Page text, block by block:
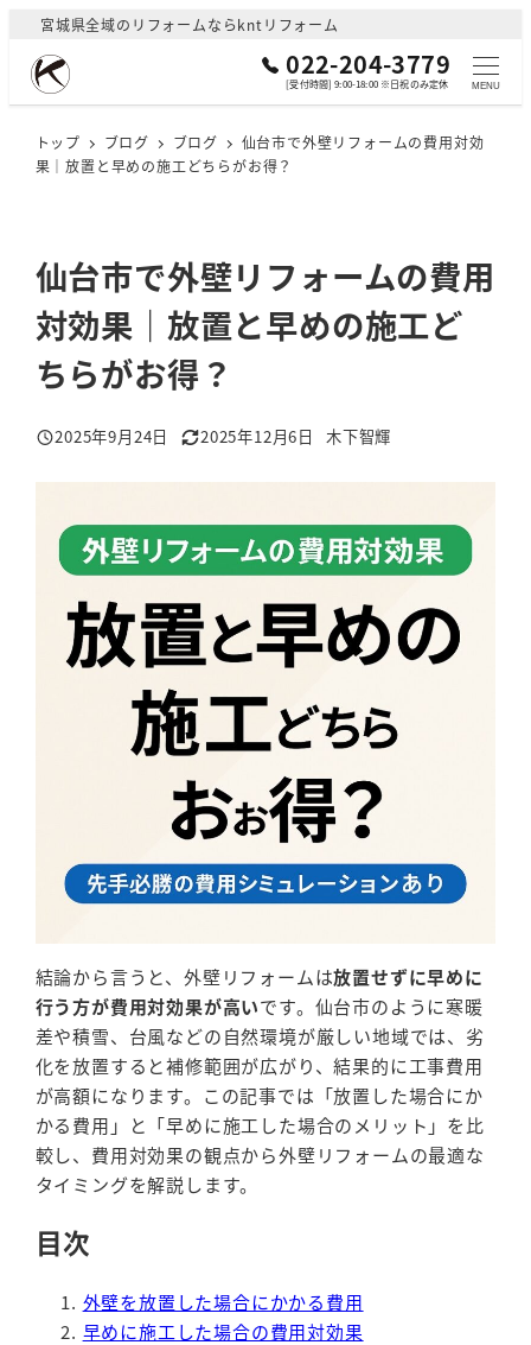
コ
宮城県全域のリフォームならkntリフォーム
022-204-3779
[受付時間] 9:00-18:00 ※日祝のみ定休 MENU
トップ ブログ ブログ
仙台市で外壁リフォームの費用対効
果｜放置と早めの施工どちらがお得？
仙台市で外壁リフォームの費用
対効果｜放置と早めの施工ど
ちらがお得？
投稿日
2025年9月24日 更新日
2025年12月6日
著
木下智輝
結論から言うと、外壁リフォームは放置せずに早めに
行う方が費用対効果が高いです。仙台市のように寒暖
差や積雪、台風などの自然環境が厳しい地域では、劣
化を放置すると補修範囲が広がり、結果的に工事費用
が高額になります。この記事では「放置した場合にか
かる費用」と「早めに施工した場合のメリット」を比
較し、費用対効果の観点から外壁リフォームの最適な
タイミングを解説します。
目次
外壁を放置した場合にかかる費用
早めに施工した場合の費用対効果